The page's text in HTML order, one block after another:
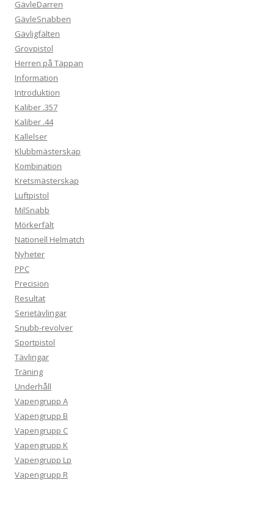
GävleDarren
GävleSnabben
Gävligfälten
Grovpistol
Herren på Täppan
Information
Introduktion
Kaliber .357
Kaliber .44
Kallelser
Klubbmästerskap
Kombination
Kretsmästerskap
Luftpistol
MilSnabb
Mörkerfält
Nationell Helmatch
Nyheter
PPC
Precision
Resultat
Serietävlingar
Snubb-revolver
Sportpistol
Tävlingar
Träning
Underhåll
Vapengrupp A
Vapengrupp B
Vapengrupp C
Vapengrupp K
Vapengrupp Lp
Vapengrupp R